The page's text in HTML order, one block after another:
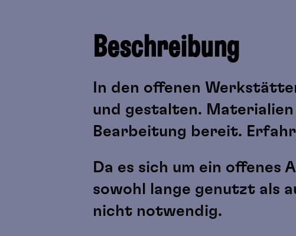
Beschreibung
In den offenen
und gestalten.
Bearbeitung bereit.
Da es sich um ein offenes
sowohl lange genutzt als
nicht notwendig.